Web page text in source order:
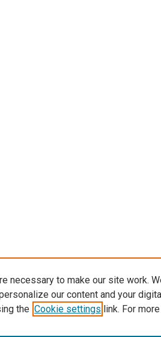
necessary to make our site work.
our content and your
the Cookie settings link. For